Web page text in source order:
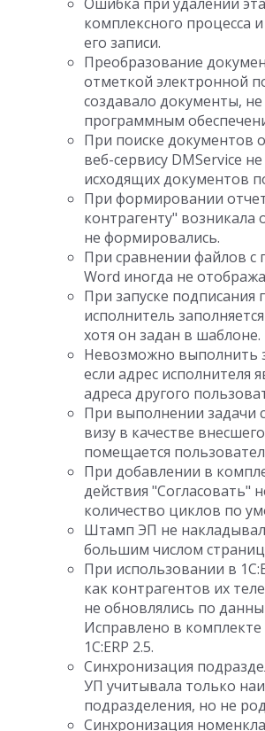
комплексного процесса
его записи.
Преобразование
отметкой электронной
создавало документы,
программным
При поиске документов
веб-сервису DMService
исходящих документов
При формировании
контрагенту"
не формировались.
При сравнении файлов
Word иногда не
При запуске подписания
исполнитель
хотя он задан в шаблоне.
Невозможно выполнить
если адрес исполнителя
адреса другого
При выполнении задачи
визу в качестве
помещается
При добавлении в
действия "Согласовать"
количество циклов по
Штамп ЭП не
большим числом
При использовании в
как контрагентов их
не обновлялись по
Исправлено в комплекте
1C:ERP 2.5.
Синхронизация
УП учитывала только
подразделения, но не
Синхронизация